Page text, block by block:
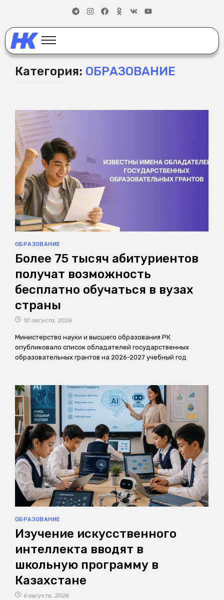
Категория: ОБРАЗОВАНИЕ
ОБРАЗОВАНИЕ
Более 75 тысяч абитуриентов
получат возможность
бесплатно обучаться в вузах
страны
10 августа, 2026
Министерство науки и высшего образования РК
опубликовало список обладателей государственных
образовательных грантов на 2026-2027 учебный год
ОБРАЗОВАНИЕ
Изучение искусственного
интеллекта вводят в
школьную программу в
Казахстане
6 августа, 2026